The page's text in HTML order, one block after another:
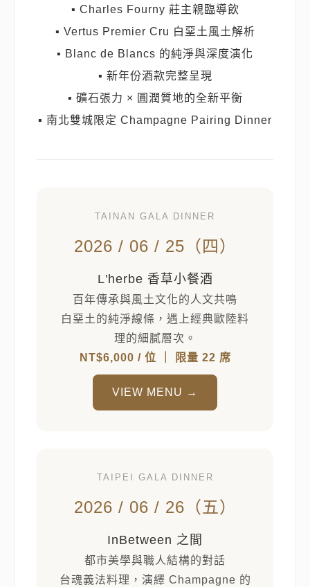
▪ Charles Fourny 莊主親臨導飲
▪ Vertus Premier Cru 白堊土風土解析
▪ Blanc de Blancs 的純淨與深度演化
▪ 新年份酒款完整呈現
▪ 礦石張力 × 圓潤質地的全新平衡
▪ 南北雙城限定 Champagne Pairing Dinner
TAINAN GALA DINNER
2026 / 06 / 25（四）
L'herbe 香草小餐酒
百年傳承與風土文化的人文共鳴
白堊土的純淨線條，遇上經典歐陸料
理的細膩層次。
NT$6,000 / 位 ｜ 限量 22 席
VIEW MENU →
TAIPEI GALA DINNER
2026 / 06 / 26（五）
InBetween 之間
都市美學與職人結構的對話
台魂義法料理，演繹 Champagne 的